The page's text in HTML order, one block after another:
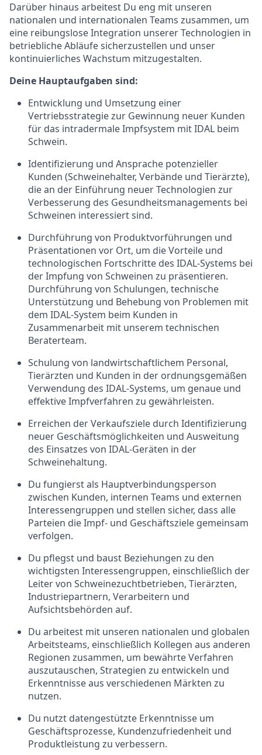
Darüber hinaus arbeitest Du eng mit unseren
nationalen und internationalen Teams zusammen, um
eine reibungslose Integration unserer Technologien in
betriebliche Abläufe sicherzustellen und unser
kontinuierliches Wachstum mitzugestalten.
Deine Hauptaufgaben sind:
Entwicklung und Umsetzung einer
Vertriebsstrategie zur Gewinnung neuer Kunden
für das intradermale Impfsystem mit IDAL beim
Schwein.
Identifizierung und Ansprache potenzieller
Kunden (Schweinehalter, Verbände und Tierärzte),
die an der Einführung neuer Technologien zur
Verbesserung des Gesundheitsmanagements bei
Schweinen interessiert sind.
Durchführung von Produktvorführungen und
Präsentationen vor Ort, um die Vorteile und
technologischen Fortschritte des IDAL-Systems bei
der Impfung von Schweinen zu präsentieren.
Durchführung von Schulungen, technische
Unterstützung und Behebung von Problemen mit
dem IDAL-System beim Kunden in
Zusammenarbeit mit unserem technischen
Beraterteam.
Schulung von landwirtschaftlichem Personal,
Tierärzten und Kunden in der ordnungsgemäßen
Verwendung des IDAL-Systems, um genaue und
effektive Impfverfahren zu gewährleisten.
Erreichen der Verkaufsziele durch Identifizierung
neuer Geschäftsmöglichkeiten und Ausweitung
des Einsatzes von IDAL-Geräten in der
Schweinehaltung.
Du fungierst als Hauptverbindungsperson
zwischen Kunden, internen Teams und externen
Interessengruppen und stellen sicher, dass alle
Parteien die Impf- und Geschäftsziele gemeinsam
verfolgen.
Du pflegst und baust Beziehungen zu den
wichtigsten Interessengruppen, einschließlich der
Leiter von Schweinezuchtbetrieben, Tierärzten,
Industriepartnern, Verarbeitern und
Aufsichtsbehörden auf.
Du arbeitest mit unseren nationalen und globalen
Arbeitsteams, einschließlich Kollegen aus anderen
Regionen zusammen, um bewährte Verfahren
auszutauschen, Strategien zu entwickeln und
Erkenntnisse aus verschiedenen Märkten zu
nutzen.
Du nutzt datengestützte Erkenntnisse um
Geschäftsprozesse, Kundenzufriedenheit und
Produktleistung zu verbessern.